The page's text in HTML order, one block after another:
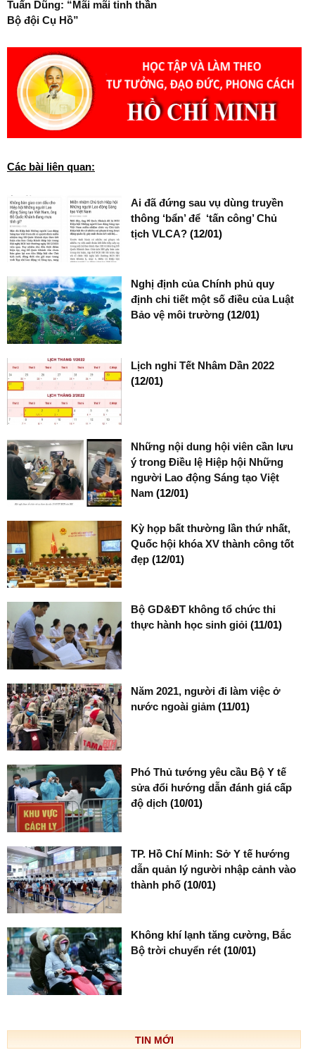
Tuấn Dũng: “Mãi mãi tinh thần
Bộ đội Cụ Hồ”
Các bài liên quan:
Ai đã đứng sau vụ dùng truyền
thông ‘bẩn’ để ‘tấn công’ Chủ
tịch VLCA?(12/01)
Nghị định của Chính phủ quy
định chi tiết một số điều của Luật
Bảo vệ môi trường(12/01)
Lịch nghỉ Tết Nhâm Dần 2022
(12/01)
Những nội dung hội viên cần lưu
ý trong Điều lệ Hiệp hội Những
người Lao động Sáng tạo Việt
Nam(12/01)
Kỳ họp bất thường lần thứ nhất,
Quốc hội khóa XV thành công tốt
đẹp(12/01)
Bộ GD&ĐT không tổ chức thi
thực hành học sinh giỏi(11/01)
Năm 2021, người đi làm việc ở
nước ngoài giảm(11/01)
Phó Thủ tướng yêu cầu Bộ Y tế
sửa đổi hướng dẫn đánh giá cấp
độ dịch(10/01)
TP. Hồ Chí Minh: Sở Y tế hướng
dẫn quản lý người nhập cảnh vào
thành phố(10/01)
Không khí lạnh tăng cường, Bắc
Bộ trời chuyển rét(10/01)
TIN MỚI